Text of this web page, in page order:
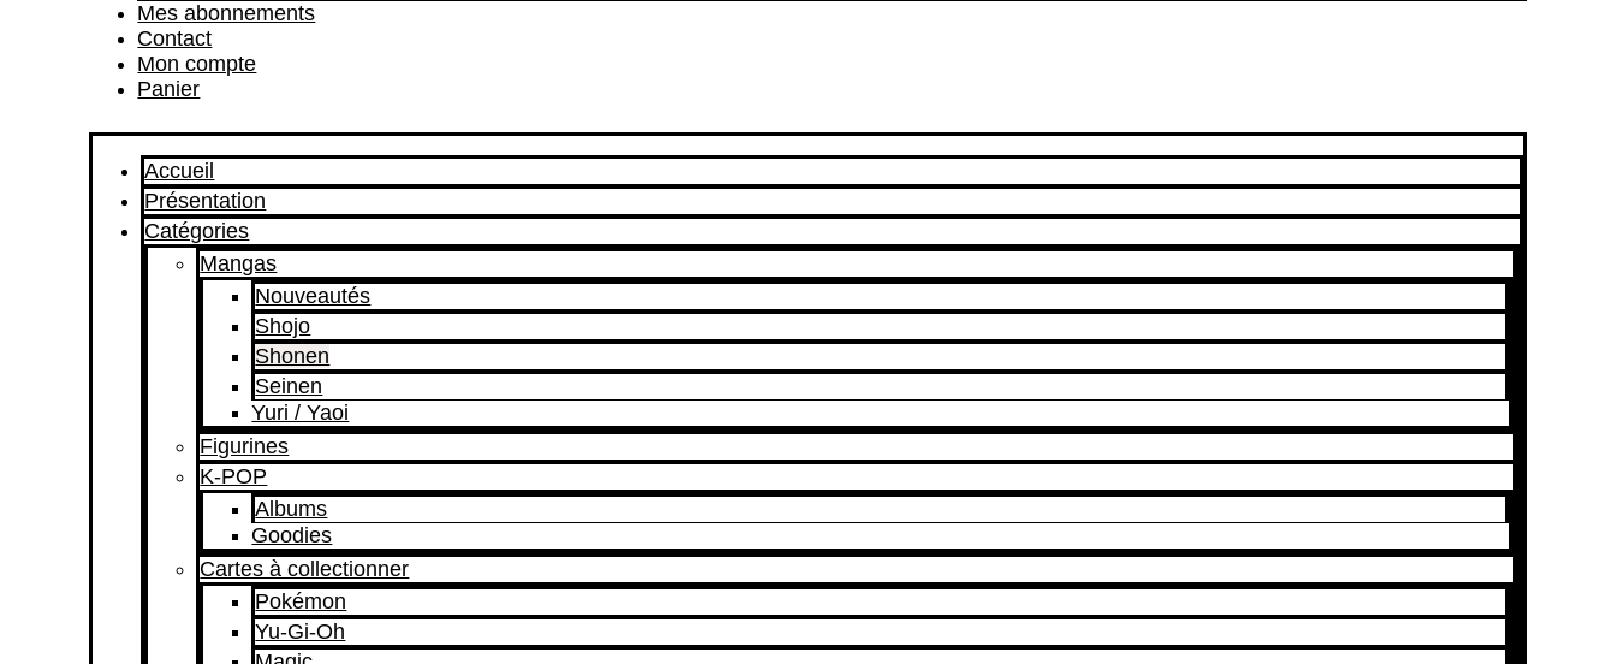
Mes abonnements
Contact
Mon compte
Panier
Accueil
Présentation
Catégories
Mangas
Nouveautés
Shojo
Shonen
Seinen
Yuri / Yaoi
Figurines
K-POP
Albums
Goodies
Cartes à collectionner
Pokémon
Yu-Gi-Oh